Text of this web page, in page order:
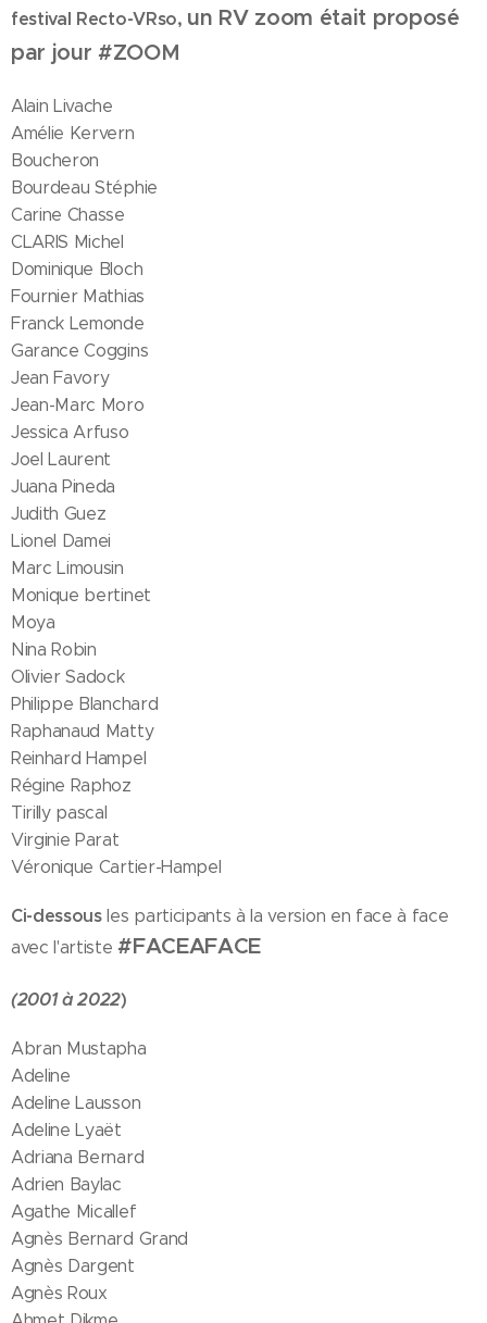
festival Recto-VRso, un RV zoom était proposé
par jour #ZOOM
Alain Livache
Amélie Kervern
Boucheron
Bourdeau Stéphie
Carine Chasse
CLARIS Michel
Dominique Bloch
Fournier Mathias
Franck Lemonde
Garance Coggins
Jean Favory
Jean-Marc Moro
Jessica Arfuso
Joel Laurent
Juana Pineda
Judith Guez
Lionel Damei
Marc Limousin
Monique bertinet
Moya
Nina Robin
Olivier Sadock
Philippe Blanchard
Raphanaud Matty
Reinhard Hampel
Régine Raphoz
Tirilly pascal
Virginie Parat
Véronique Cartier-Hampel
Ci-dessousles participants à la version en face à face
avec l'artiste#FACEAFACE
(2001 à 2022)
Abran Mustapha
Adeline
Adeline Lausson
Adeline Lyaët
Adriana Bernard
Adrien Baylac
Agathe Micallef
Agnès Bernard Grand
Agnès Dargent
Agnès Roux